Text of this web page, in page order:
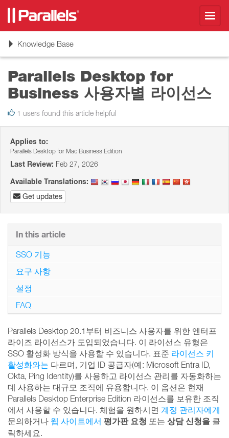
ToggleKnowledge Base
Parallels Desktop for
Business 사용자별 라이선스
1 users found this article helpful
Applies to:
Parallels Desktop for Mac Business Edition
Last Review: Feb 27, 2026
Available Translations:
Get updates
Parallels Desktop 20.1부터 비즈니스 사용자를 위한 엔터프
라이즈 라이선스가 도입되었습니다. 이 라이선스 유형은
SSO 활성화 방식을 사용할 수 있습니다. 표준 라이선스 키
활성화와는 다르며, 기업 ID 공급자(예: Microsoft Entra ID,
Okta, Ping Identity)를 사용하고 라이선스 관리를 자동화하는
데 사용하는 대규모 조직에 유용합니다. 이 옵션은 현재
Parallels Desktop Enterprise Edition 라이선스를 보유한 조직
에서 사용할 수 있습니다. 체험을 원하시면 계정 관리자에게
문의하거나 웹 사이트에서 평가판 요청 또는 상담 신청을 클
릭하세요.
In this article
SSO 기능
요구 사항
설정
FAQ